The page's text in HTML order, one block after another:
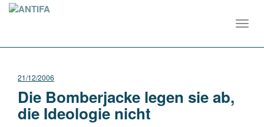
21/12/2006
Die Bomberjacke legen sie ab,
die Ideologie nicht